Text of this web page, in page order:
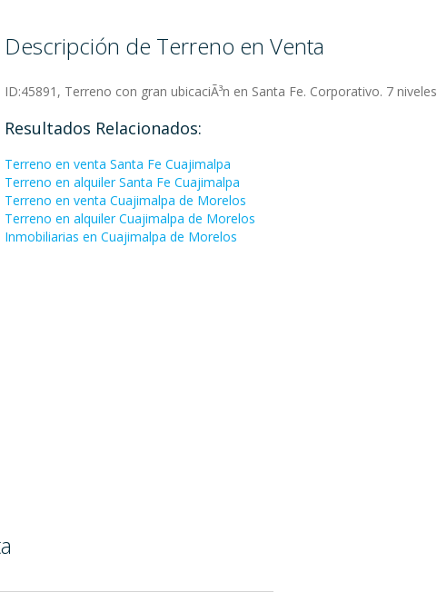
Descripción de Terreno en Venta
ID:45891, Terreno con gran ubicaciÃ³n en Santa Fe. Corporativo. 7 niveles
Resultados Relacionados:
Terreno en venta Santa Fe Cuajimalpa
Terreno en alquiler Santa Fe Cuajimalpa
Terreno en venta Cuajimalpa de Morelos
Terreno en alquiler Cuajimalpa de Morelos
Inmobiliarias en Cuajimalpa de Morelos